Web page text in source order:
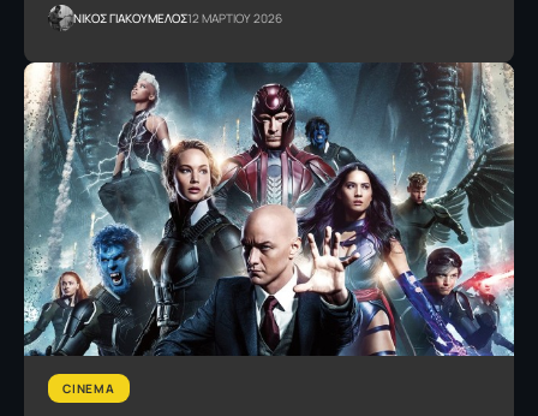
NΙΚΟΣ ΓΙΑΚΟΥΜΕΛΟΣ12 ΜΑΡΤΙΟΥ 2026
CINEMA